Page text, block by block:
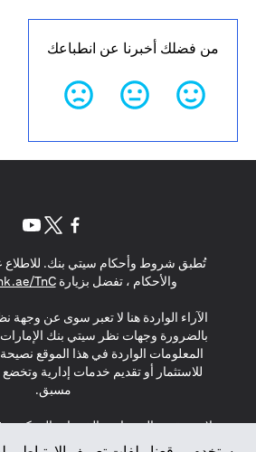
من فضلك أخبرنا عن انطباعك
تُطبق شروط وأحكام سيتي بنك.
والأحكام ، تفضل بزيارةTnC
الآراء الواردة هنا لا تعبر سوى عن وجهة
بالضرورة وجهات نظر سيتي بنك
المعلومات الواردة في هذا الموقع
للاستثمار أو تقديم خدمات إدارية
مسبق.
لا يتم تقديم المنتجات والخدمات المذكورة
المقيمين في الاتحاد الأوروبي أو المنطقة